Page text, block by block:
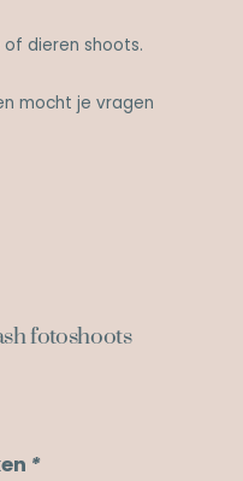
dieren shoots.
mocht je vragen
fotoshoots
*